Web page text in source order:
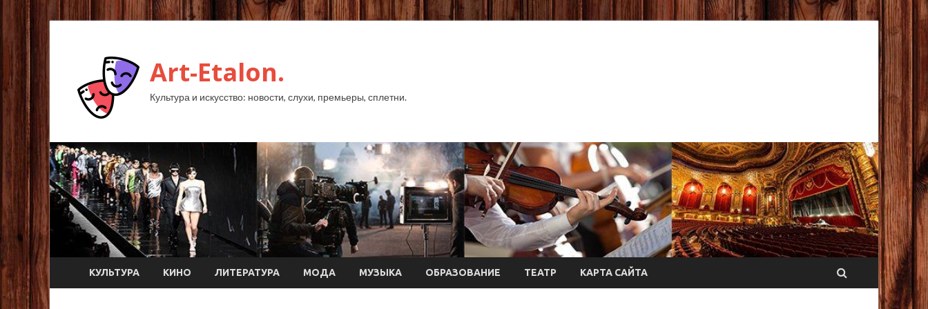
Art-Etalon.
Культура и искусство: новости, слухи, премьеры, сплетни.
КУЛЬТУРА КИНО ЛИТЕРАТУРА МОДА МУЗЫКА ОБРАЗОВАНИЕ ТЕАТР КАРТА САЙТА